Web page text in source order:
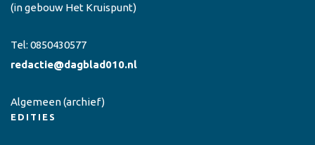
(in gebouw Het Kruispunt)
Tel: 0850430577
redactie@dagblad010.nl
Algemeen(archief)
EDITIES